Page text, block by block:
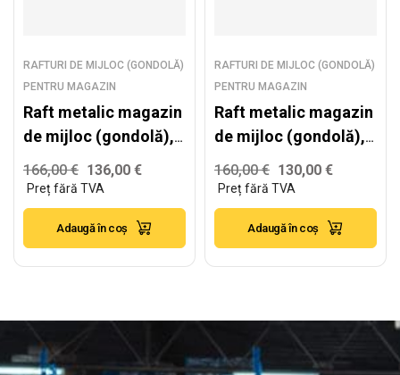
RAFTURI DE MIJLOC (GONDOLĂ)
PENTRU MAGAZIN
Raft metalic magazin
de mijloc (gondolă),
alb – H:1930mm x
L:1000mm x B:400mm
+ 4x300mm
166,00€ 136,00 €
Adaugă în coș
RAFTURI DE MIJLOC (GONDOLĂ)
PENTRU MAGAZIN
Raft metalic magazin
de mijloc (gondolă),
alb – H:1930mm x
L:1000mm x B:300mm
160,00€ 130,00 €
Adaugă în coș